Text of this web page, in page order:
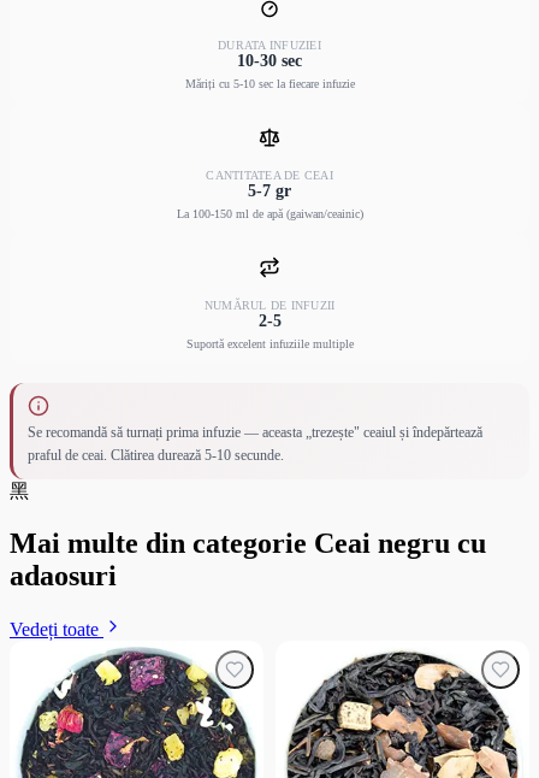
DURATA INFUZIEI
10-30 sec
Măriți cu 5-10 sec la fiecare infuzie
CANTITATEA DE CEAI
5-7 gr
La 100-150 ml de apă (gaiwan/ceainic)
NUMĂRUL DE INFUZII
2-5
Suportă excelent infuziile multiple
Se recomandă să turnați prima infuzie — aceasta „trezește" ceaiul și îndepărtează
praful de ceai. Clătirea durează 5-10 secunde.
黑
Mai multe din categorie Ceai negru cu
adaosuri
Vedeți toate